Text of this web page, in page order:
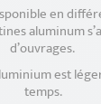
en
aluminum
d’ouvrages.
est
temps.